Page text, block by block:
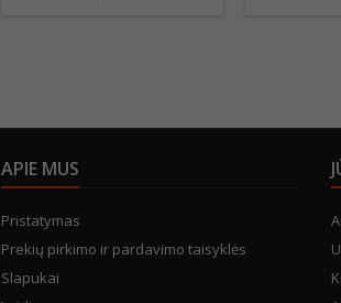
APIE MUS
Pristatymas
Prekių pirkimo ir pardavimo taisyklės
Slapukai